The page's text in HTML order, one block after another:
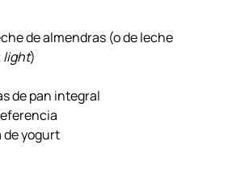
de almendras (o de leche
light)